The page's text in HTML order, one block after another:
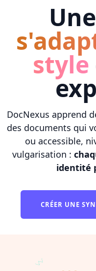
style
DocNexus apprend
des documents qui
ou accessible,
vulgarisation :
identité
CRÉER UNE